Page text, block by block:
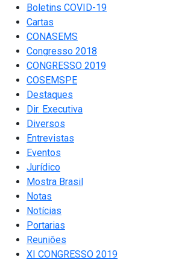
Boletins COVID-19
Cartas
CONASEMS
Congresso 2018
CONGRESSO 2019
COSEMSPE
Destaques
Dir. Executiva
Diversos
Entrevistas
Eventos
Jurídico
Mostra Brasil
Notas
Notícias
Portarias
Reuniões
XI CONGRESSO 2019